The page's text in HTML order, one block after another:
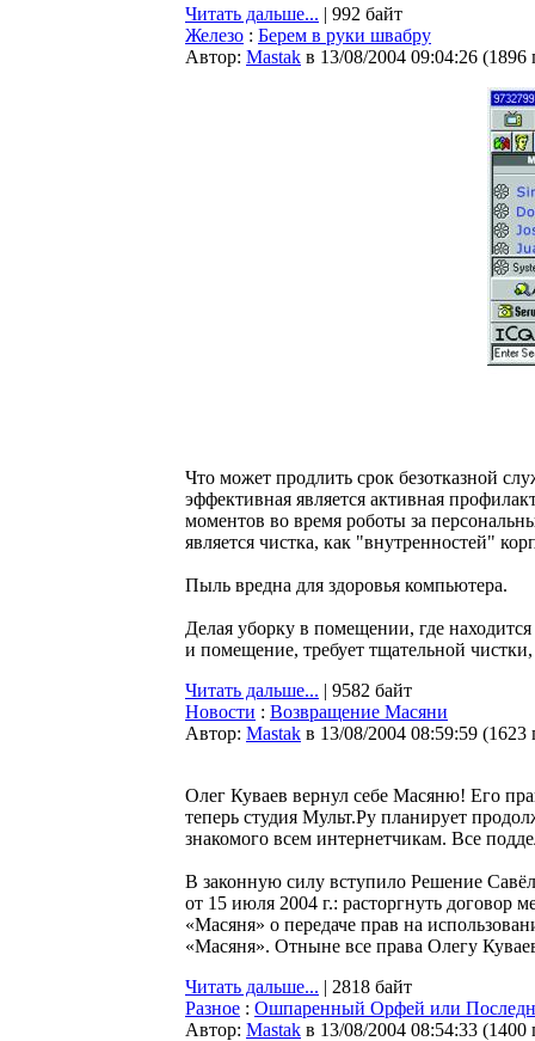
Читать дальше... | 992 байт
Железо : Берем в руки швабру
Автор: Мastak в 13/08/2004 09:04:26 (1896
Что может продлить срок безотказной
эффективная является активная
моментов во время роботы за
является чистка, как "внутренностей"
Пыль вредна для здоровья компьютера.
Делая уборку в помещении, где
и помещение, требует тщательной
Читать дальше... | 9582 байт
Новости : Возвращение Масяни
Автор: Мastak в 13/08/2004 08:59:59 (1623
Олег Куваев вернул себе Масяню! Его
теперь студия Мульт.Ру планирует
знакомого всем интернетчикам. Все
В законную силу вступило Решение
от 15 июля 2004 г.: расторгнуть
«Масяня» о передаче прав на
«Масяня». Отныне все права Олегу
Читать дальше... | 2818 байт
Разное : Ошпаренный Орфей или
Автор: Мastak в 13/08/2004 08:54:33 (1400